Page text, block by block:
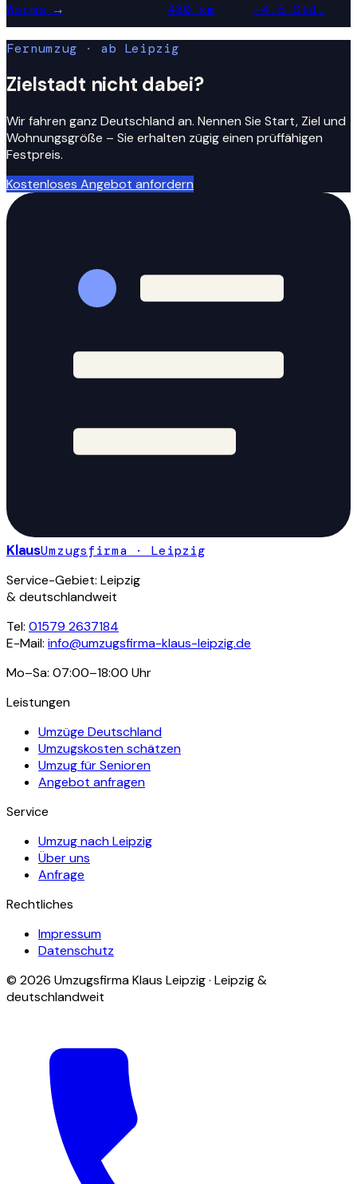
Worms → 430 km ~4.5 Std.
Fernumzug · ab Leipzig
Zielstadt nicht dabei?
Wir fahren ganz Deutschland an. Nennen Sie Start, Ziel und
Wohnungsgröße – Sie erhalten zügig einen prüffähigen
Festpreis.
Kostenloses Angebot anfordern
KlausUmzugsfirma · Leipzig
Service-Gebiet: Leipzig
& deutschlandweit
Tel: 01579 2637184
E-Mail: info@umzugsfirma-klaus-leipzig.de
Mo–Sa: 07:00–18:00 Uhr
Leistungen
Umzüge Deutschland
Umzugskosten schätzen
Umzug für Senioren
Angebot anfragen
Service
Umzug nach Leipzig
Über uns
Anfrage
Rechtliches
Impressum
Datenschutz
© 2026 Umzugsfirma Klaus Leipzig · Leipzig &
deutschlandweit